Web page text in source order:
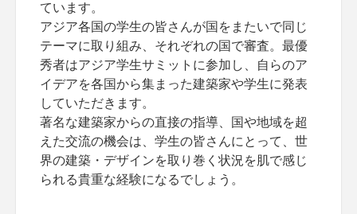
ています。
アジア各国の学生の皆さんが国をまたいで同じ
テーマに取り組み、それぞれの国で審査。最優
秀者はアジア学生サミットに参加し、自らのア
イデアを各国から集まった建築家や学生に発表
していただきます。
著名な建築家からの直接の指導、国や地域を超
えた交流の機会は、学生の皆さんにとって、世
界の建築・デザインを取り巻く状況を肌で感じ
られる貴重な経験になるでしょう。